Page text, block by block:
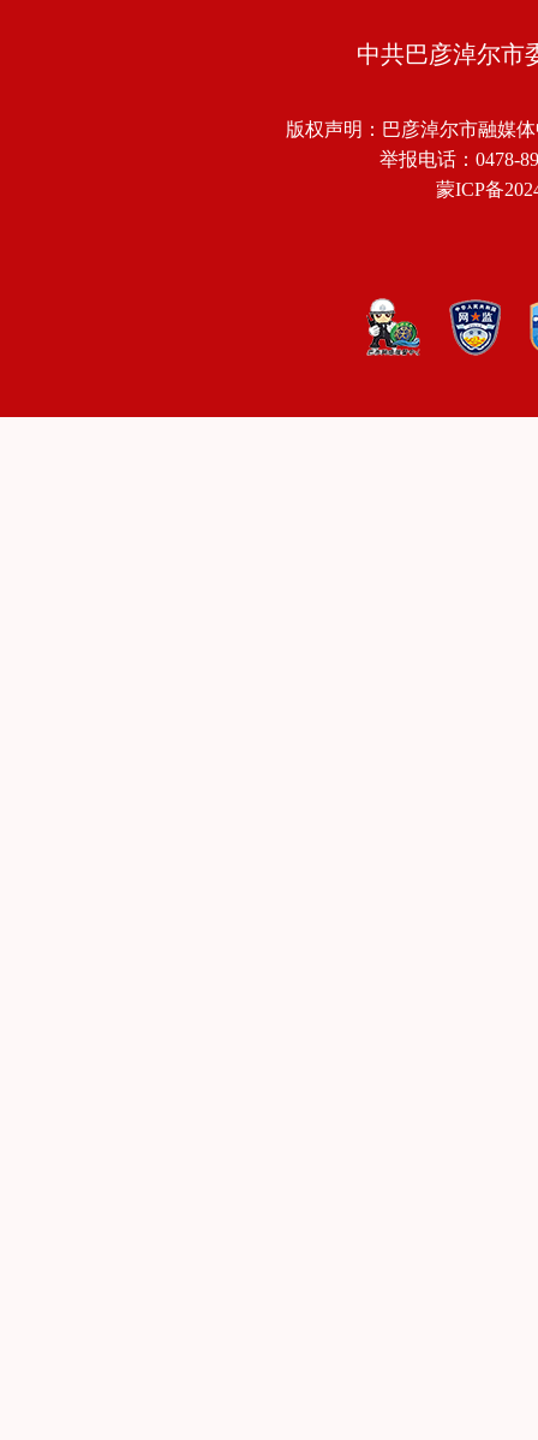
中共巴彦淖尔市
版权声明：巴彦淖尔市融媒
举报电话：0478-
蒙ICP备